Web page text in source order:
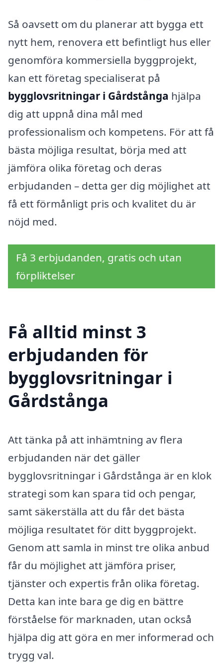
Så oavsett om du planerar att bygga ett
nytt hem, renovera ett befintligt hus eller
genomföra kommersiella byggprojekt,
kan ett företag specialiserat på
bygglovsritningar i Gårdstånga hjälpa
dig att uppnå dina mål med
professionalism och kompetens. För att få
bästa möjliga resultat, börja med att
jämföra olika företag och deras
erbjudanden – detta ger dig möjlighet att
få ett förmånligt pris och kvalitet du är
nöjd med.
Få 3 erbjudanden, gratis och utan
förpliktelser
Få alltid minst 3
erbjudanden för
bygglovsritningar i
Gårdstånga
Att tänka på att inhämtning av flera
erbjudanden när det gäller
bygglovsritningar i Gårdstånga är en klok
strategi som kan spara tid och pengar,
samt säkerställa att du får det bästa
möjliga resultatet för ditt byggprojekt.
Genom att samla in minst tre olika anbud
får du möjlighet att jämföra priser,
tjänster och expertis från olika företag.
Detta kan inte bara ge dig en bättre
förståelse för marknaden, utan också
hjälpa dig att göra en mer informerad och
trygg val.